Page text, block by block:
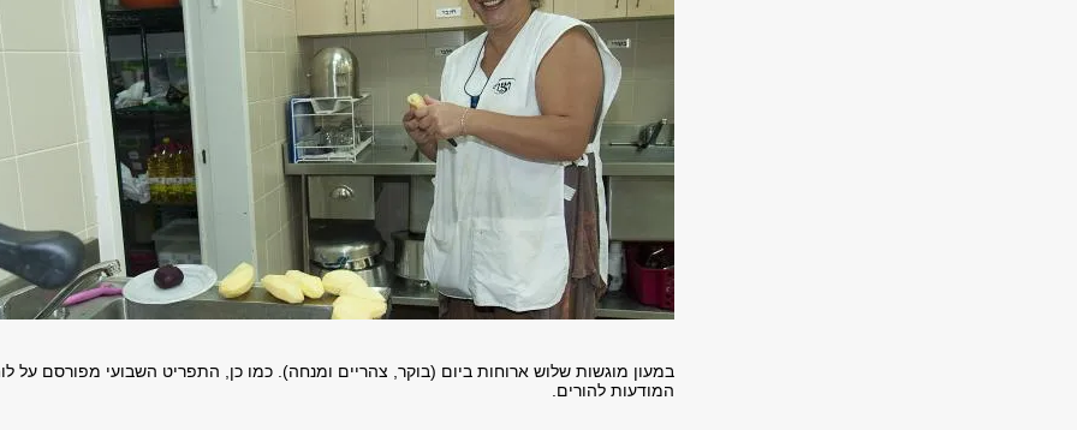
במעון מוגשות שלוש ארוחות ביום (בוקר, צהריים ומנחה). כמו כן, התפריט השבועי מפורסם על
המודעות להורים.